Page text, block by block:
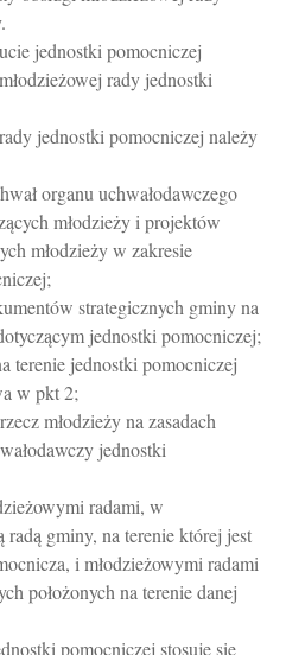
jednostki pomocniczej
rady jednostki
jednostki pomocniczej należy
organu uchwałodawczego
młodzieży i projektów
młodzieży w zakresie
strategicznych gminy na
jednostki pomocniczej;
terenie jednostki pomocniczej
w pkt 2;
młodzieży na zasadach
jednostki
radami, w
radą gminy, na terenie której jest
i młodzieżowymi radami
położonych na terenie danej
pomocniczej stosuje się